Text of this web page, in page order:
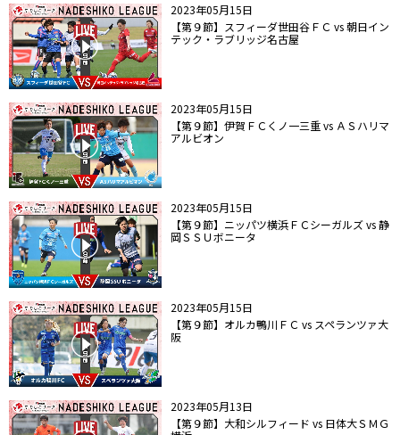
2023年05月15日
【第９節】スフィーダ世田谷ＦＣ vs 朝日イン
テック・ラブリッジ名古屋
2023年05月15日
【第９節】伊賀ＦＣくノ一三重 vs ＡＳハリマ
アルビオン
2023年05月15日
【第９節】ニッパツ横浜ＦＣシーガルズ vs 静
岡ＳＳＵボニータ
2023年05月15日
【第９節】オルカ鴨川ＦＣ vs スペランツァ大
阪
2023年05月13日
【第９節】大和シルフィード vs 日体大ＳＭＧ